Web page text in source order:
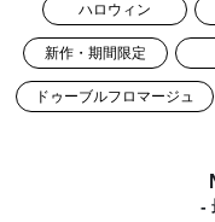
ハロウィン
新作・期間限定
ドゥーブルフロマージュ
-